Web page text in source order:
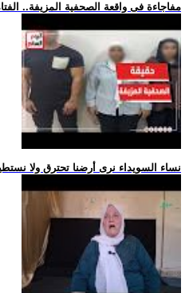
.. مفاجاءة فى واقعة الصحفية المزيفة..
.. نساء السويداء نرى أرضنا تحترق ولا